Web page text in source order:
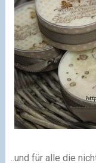
..und für alle die